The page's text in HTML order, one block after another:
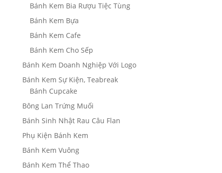
Bánh Kem Bia Rượu Tiệc Tùng
Bánh Kem Bựa
Bánh Kem Cafe
Bánh Kem Cho Sếp
Bánh Kem Doanh Nghiệp Với Logo
Bánh Kem Sự Kiện, Teabreak
Bánh Cupcake
Bông Lan Trứng Muối
Bánh Sinh Nhật Rau Câu Flan
Phụ Kiện Bánh Kem
Bánh Kem Vuông
Bánh Kem Thể Thao